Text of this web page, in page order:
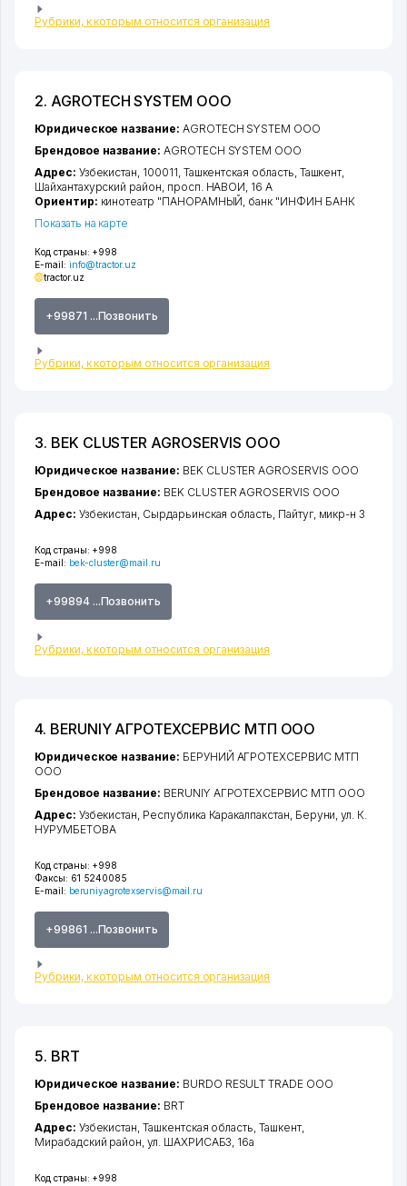
Рубрики, к которым относится организация
2. AGROTECH SYSTEM ООО
Код страны: +998
E-mail: info@tractor.uz
tractor.uz
+99871 ...Позвонить
Рубрики, к которым относится организация
Юридическое название: AGROTECH SYSTEM ООО
Брендовое название: AGROTECH SYSTEM ООО
Адрес: Узбекистан, 100011, Ташкентская область, Ташкент,
Шайхантахурский район, просп. НАВОИ, 16 А
Ориентир: кинотеатр "ПАНОРАМНЫЙ, банк "ИНФИН БАНК
Показать на карте
3. BEK CLUSTER AGROSERVIS ООО
Код страны: +998
E-mail: bek-cluster@mail.ru
+99894 ...Позвонить
Рубрики, к которым относится организация
Юридическое название: BEK CLUSTER AGROSERVIS ООО
Брендовое название: BEK CLUSTER AGROSERVIS ООО
Адрес: Узбекистан, Сырдарьинская область, Пайтуг, микр-н 3
4. BERUNIY АГРОТЕХСЕРВИС МТП ООО
Код страны: +998
Факсы: 61 5240085
E-mail: beruniyagrotexservis@mail.ru
+99861 ...Позвонить
Рубрики, к которым относится организация
Юридическое название: БЕРУНИЙ АГРОТЕХСЕРВИС МТП
ООО
Брендовое название: BERUNIY АГРОТЕХСЕРВИС МТП ООО
Адрес: Узбекистан, Республика Каракалпакстан Беруни ,ул. К.
НУРУМБЕТОВА
5. BRT
Код страны: +998
Юридическое название: BURDO RESULT TRADE ООО
Брендовое название: BRT
Адрес: Узбекистан,Ташкентская область ,Ташкент,
Мирабадский район ,ул. ШАХРИСАБЗ , 16а